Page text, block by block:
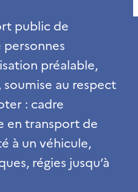
public de
personnes
préalable,
soumise au respect
: cadre
en transport de
à un véhicule,
régies jusqu’à